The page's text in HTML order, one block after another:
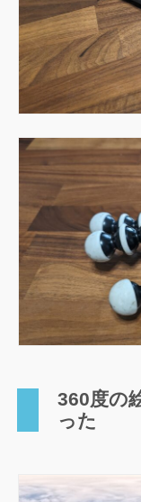
360度の
った